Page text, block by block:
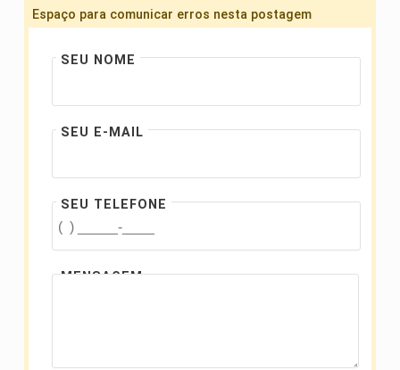
Espaço para comunicar erros nesta postagem
SEU NOME
SEU E-MAIL
SEU TELEFONE
MENSAGEM